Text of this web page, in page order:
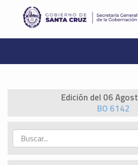
Edición del 06
BO 6142